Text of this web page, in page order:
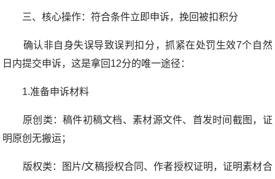
三、核心操作：符合条件立即申诉，挽回被扣积分
确认非自身失误导致误判扣分，抓紧在处罚生效7个自然
日内提交申诉，这是拿回12分的唯一途径：
1.准备申诉材料
原创类：稿件初稿文档、素材源文件、首发时间截图，证
明原创无搬运；
版权类：图片/文稿授权合同、作者授权证明，证明素材合